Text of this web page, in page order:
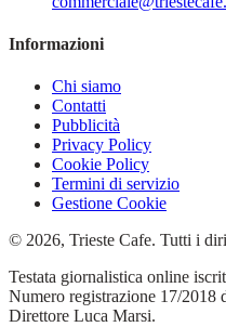
Informazioni
Chi siamo
Contatti
Pubblicità
Privacy Policy
Cookie Policy
Termini di servizio
Gestione Cookie
© 2026, Trieste Cafe. Tutti i
Testata giornalistica online
Numero registrazione 17/
Direttore Luca Marsi.